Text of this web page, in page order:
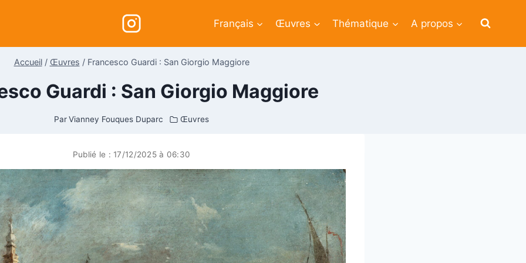
Français Œuvres Thématique A propos
Accueil / Œuvres / Francesco Guardi : San Giorgio Maggiore
Guardi : San Giorgio Maggiore
Par Vianney Fouques Duparc Œuvres
Publié le : 17/12/2025 à 06:30